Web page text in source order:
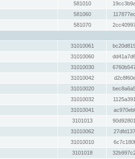
581010
581060
581070
31010061
31010060
31010030
31010042
31010020
31010032
31010041
3101013
31010062
31010010
3101018